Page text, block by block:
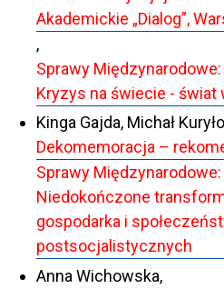
Akademickie „Dialog”,
,
Sprawy
Kryzys na świecie - świat
Kinga Gajda, Michał
Dekomemoracja –
Sprawy
Niedokończone
gospodarka i
postsocjalistycznych
Anna Wichowska,